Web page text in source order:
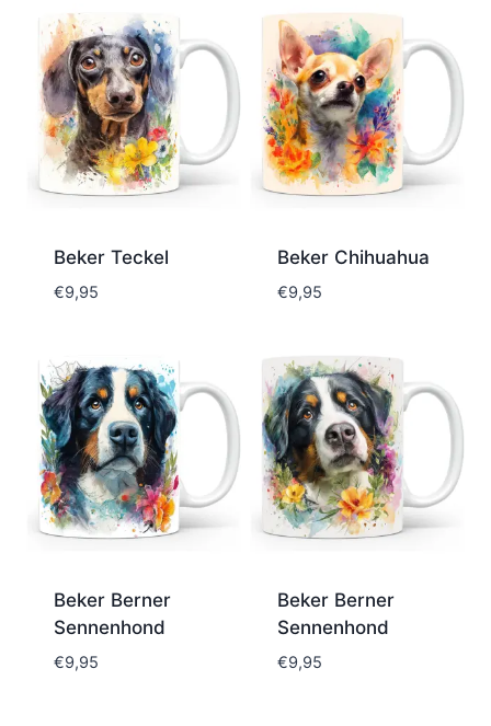
Beker Teckel
€9,95
Beker Chihuahua
€9,95
Beker Berner
Sennenhond
€9,95
Beker Berner
Sennenhond
€9,95